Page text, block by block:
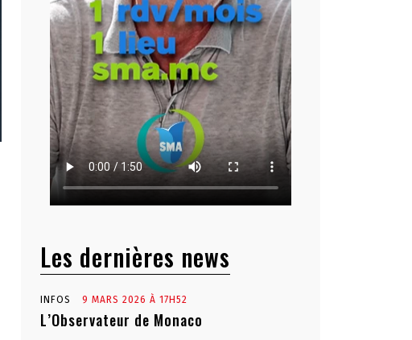
Les dernières news
INFOS 9 MARS 2026 À 17H52
L’Observateur de Monaco